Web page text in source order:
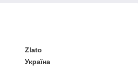
Zlato
Україна